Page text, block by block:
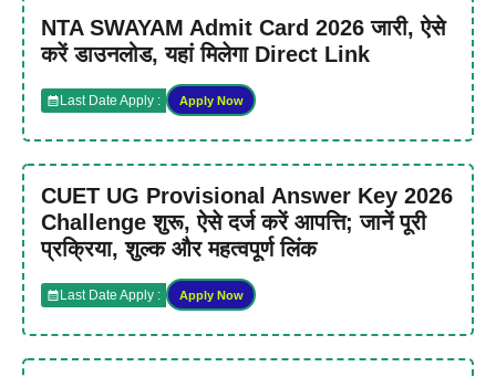
NTA SWAYAM Admit Card 2026 जारी, ऐसे
करें डाउनलोड, यहां मिलेगा Direct Link
Last Date Apply : Apply Now
CUET UG Provisional Answer Key 2026
Challenge शुरू, ऐसे दर्ज करें आपत्ति; जानें पूरी
प्रक्रिया, शुल्क और महत्वपूर्ण लिंक
Last Date Apply : Apply Now